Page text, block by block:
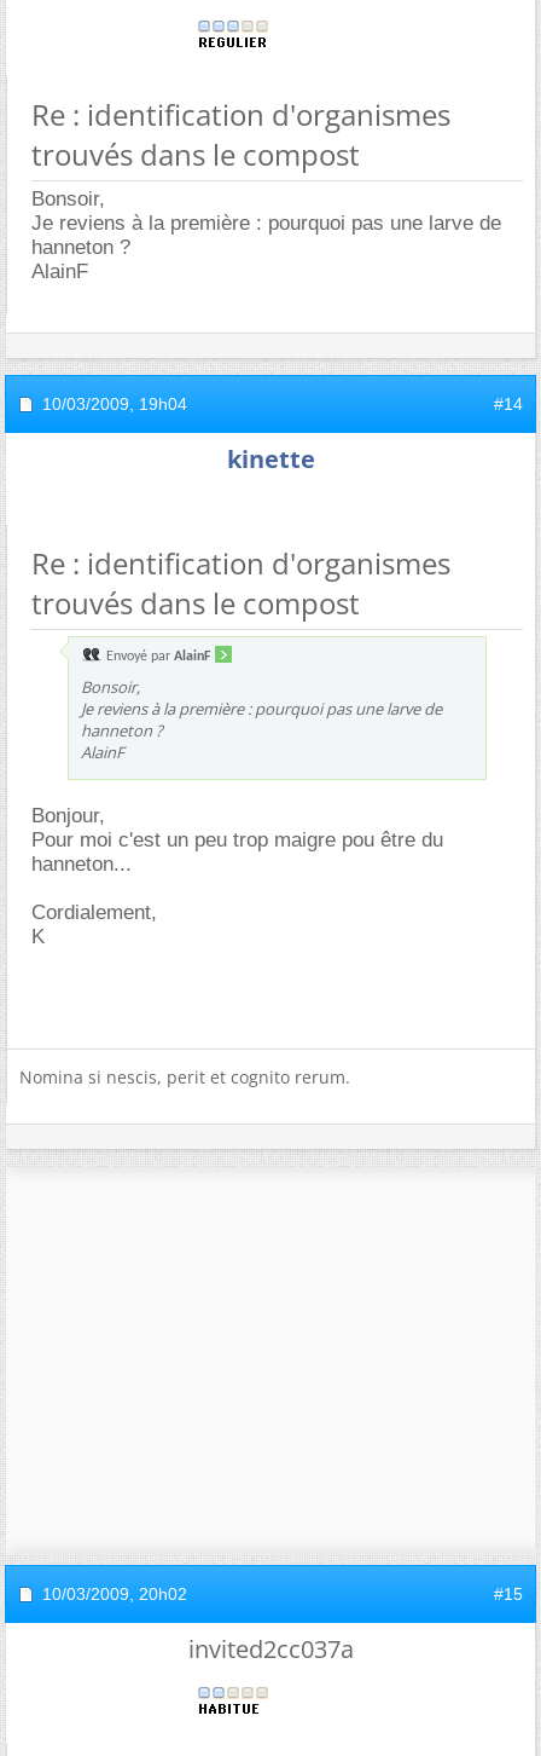
Re : identification d'organismes
trouvés dans le compost
Bonsoir,
Je reviens à la première : pourquoi pas une larve de
hanneton ?
AlainF
10/03/2009, 19h04 #14
kinette
Re : identification d'organismes
trouvés dans le compost
Envoyé par AlainF
Bonsoir,
Je reviens à la première : pourquoi pas une larve de
hanneton ?
AlainF
Bonjour,
Pour moi c'est un peu trop maigre pou être du
hanneton...
Cordialement,
K
Nomina si nescis, perit et cognito rerum.
10/03/2009, 20h02 #15
invited2cc037a